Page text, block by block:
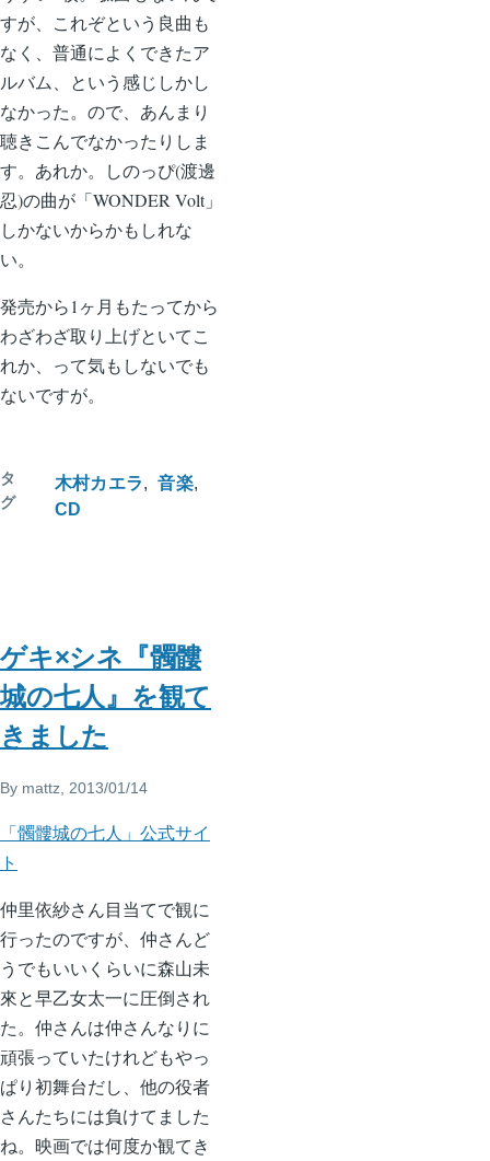
すが、これぞという良曲も
なく、普通によくできたア
ルバム、という感じしかし
なかった。ので、あんまり
聴きこんでなかったりしま
す。あれか。しのっぴ(渡邊
忍)の曲が「WONDER Volt」
しかないからかもしれな
い。
発売から1ヶ月もたってから
わざわざ取り上げといてこ
れか、って気もしないでも
ないですが。
タ
グ
木村カエラ
音楽
CD
ゲキ×シネ『髑髏
城の七人』を観て
きました
By mattz , 2013/01/14
「髑髏城の七人」公式サイ
ト
仲里依紗さん目当てで観に
行ったのですが、仲さんど
うでもいいくらいに森山未
來と早乙女太一に圧倒され
た。仲さんは仲さんなりに
頑張っていたけれどもやっ
ぱり初舞台だし、他の役者
さんたちには負けてました
ね。映画では何度か観てき